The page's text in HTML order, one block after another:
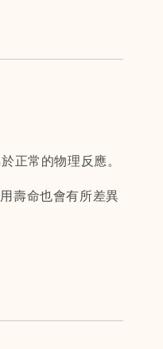
正常的物理反應。
壽命也會有所差異